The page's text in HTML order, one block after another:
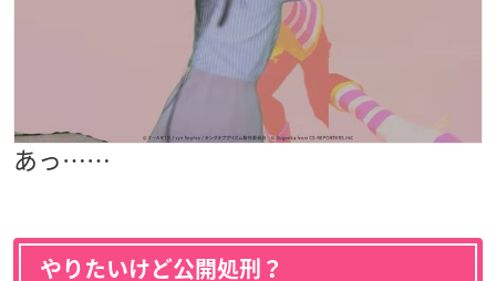
あっ……
やりたいけど公開処刑？